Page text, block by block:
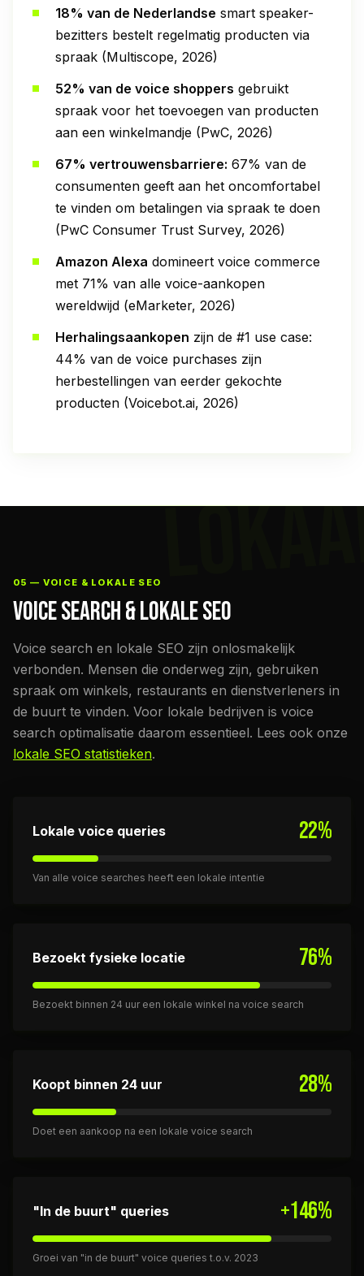
18% van de Nederlandse smart speaker-
bezitters bestelt regelmatig producten via
spraak (Multiscope, 2026)
52% van de voice shoppers gebruikt
spraak voor het toevoegen van producten
aan een winkelmandje (PwC, 2026)
67% vertrouwensbarriere: 67% van de
consumenten geeft aan het oncomfortabel
te vinden om betalingen via spraak te doen
(PwC Consumer Trust Survey, 2026)
Amazon Alexa domineert voice commerce
met 71% van alle voice-aankopen
wereldwijd (eMarketer, 2026)
Herhalingsaankopen zijn de #1 use case:
44% van de voice purchases zijn
herbestellingen van eerder gekochte
producten (Voicebot.ai, 2026)
05 — VOICE & LOKALE SEO
VOICE SEARCH & LOKALE SEO
Voice search en lokale SEO zijn onlosmakelijk
verbonden. Mensen die onderweg zijn, gebruiken
spraak om winkels, restaurants en dienstverleners in
de buurt te vinden. Voor lokale bedrijven is voice
search optimalisatie daarom essentieel. Lees ook onze
lokale SEO statistieken.
Lokale voice queries 22%
Van alle voice searches heeft een lokale intentie
Bezoekt fysieke locatie 76%
Bezoekt binnen 24 uur een lokale winkel na voice search
Koopt binnen 24 uur 28%
Doet een aankoop na een lokale voice search
"In de buurt" queries +146%
Groei van "in de buurt" voice queries t.o.v. 2023